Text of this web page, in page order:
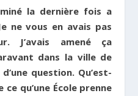
la dernière fois a
ne vous en avais pas
J’avais amené ça
dans la ville de
question. Qu’est-
qu’une École prenne